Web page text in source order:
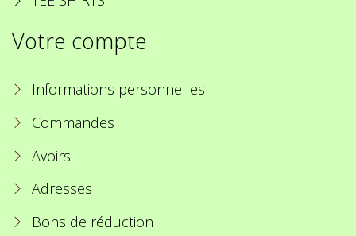
Votre compte
Informations personnelles
Commandes
Avoirs
Adresses
Bons de réduction